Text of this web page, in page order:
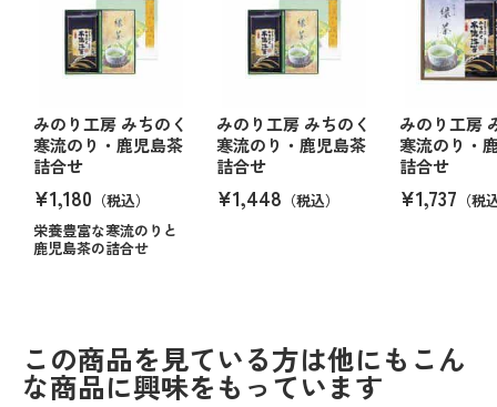
みのり工房 みちのく
寒流のり・鹿児島茶
詰合せ
¥1,180 （税込）
栄養豊富な寒流のりと
鹿児島茶の詰合せ
みのり工房 みちのく
寒流のり・鹿児島茶
詰合せ
¥1,448 （税込）
みのり工房
寒流のり・
詰合せ
¥1,737 （税
この商品を見ている方は他にもこん
な商品に興味をもっています